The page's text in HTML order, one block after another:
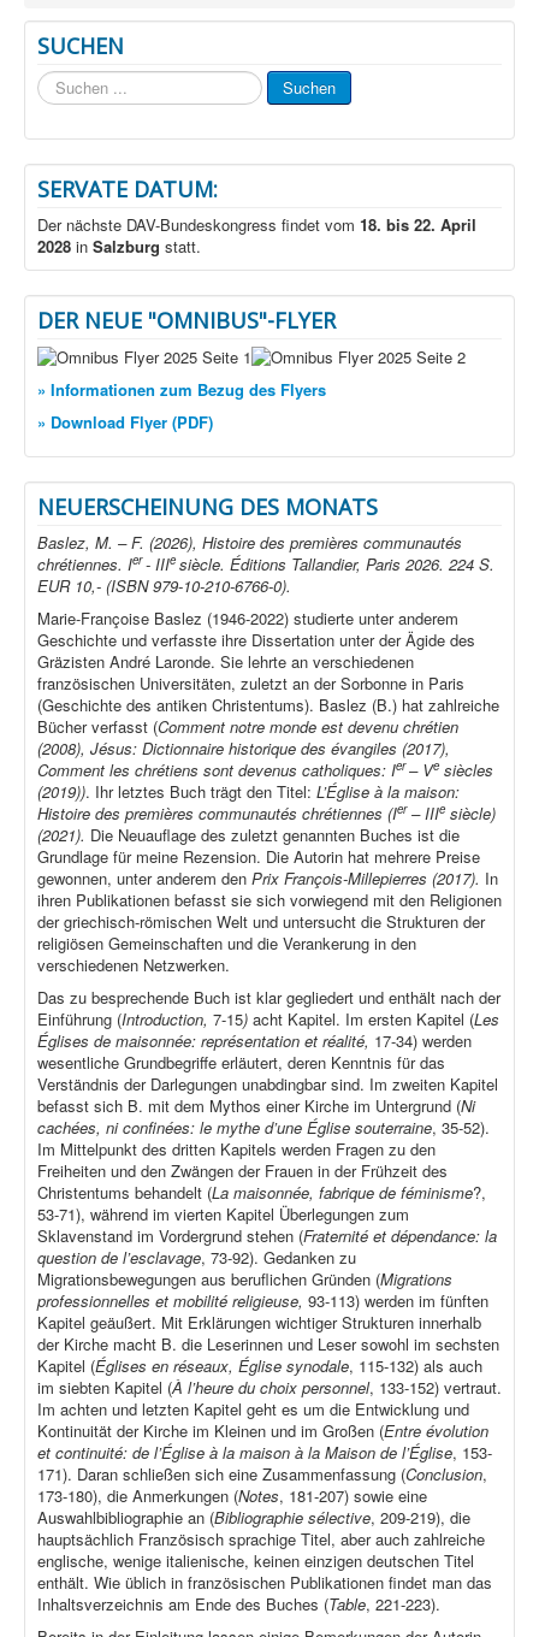
SUCHEN
Suchen
...
Suchen
SERVATE DATUM:
Der nächste DAV-Bundeskongress findet vom 18. bis 22. April
2028 in Salzburg statt.
DER NEUE "OMNIBUS"-FLYER
» Informationen zum Bezug des Flyers
» Download Flyer (PDF)
NEUERSCHEINUNG DES MONATS
Baslez, M. – F. (2026), Histoire des premières communautés
chrétiennes. Ier- IIIe siècle. Éditions Tallandier, Paris 2026. 224 S.
EUR 10,- (ISBN 979-10-210-6766-0).
Marie-Françoise Baslez (1946-2022) studierte unter anderem
Geschichte und verfasste ihre Dissertation unter der Ägide des
Gräzisten André Laronde. Sie lehrte an verschiedenen
französischen Universitäten, zuletzt an der Sorbonne in Paris
(Geschichte des antiken Christentums). Baslez (B.) hat zahlreiche
Bücher verfasst (Comment notre monde est devenu chrétien
(2008), Jésus: Dictionnaire historique des évangiles (2017),
Comment les chrétiens sont devenus catholiques: Ier– Ve siècles
(2019)). Ihr letztes Buch trägt den Titel: L’Église à la maison:
Histoire des premières communautés chrétiennes (Ier– IIIe siècle)
(2021). Die Neuauflage des zuletzt genannten Buches ist die
Grundlage für meine Rezension. Die Autorin hat mehrere Preise
gewonnen, unter anderem den Prix François-Millepierres (2017). In
ihren Publikationen befasst sie sich vorwiegend mit den Religionen
der griechisch-römischen Welt und untersucht die Strukturen der
religiösen Gemeinschaften und die Verankerung in den
verschiedenen Netzwerken.
Das zu besprechende Buch ist klar gegliedert und enthält nach der
Einführung (Introduction, 7-15) acht Kapitel. Im ersten Kapitel (Les
Églises de maisonnée: représentation et réalité, 17-34) werden
wesentliche Grundbegriffe erläutert, deren Kenntnis für das
Verständnis der Darlegungen unabdingbar sind. Im zweiten Kapitel
befasst sich B. mit dem Mythos einer Kirche im Untergrund (Ni
cachées, ni confinées: le mythe d’une Église souterraine, 35-52).
Im Mittelpunkt des dritten Kapitels werden Fragen zu den
Freiheiten und den Zwängen der Frauen in der Frühzeit des
Christentums behandelt (La maisonnée, fabrique de féminisme?,
53-71), während im vierten Kapitel Überlegungen zum
Sklavenstand im Vordergrund stehen (Fraternité et dépendance: la
question de l’esclavage, 73-92). Gedanken zu
Migrationsbewegungen aus beruflichen Gründen (Migrations
professionnelles et mobilité religieuse, 93-113) werden im fünften
Kapitel geäußert. Mit Erklärungen wichtiger Strukturen innerhalb
der Kirche macht B. die Leserinnen und Leser sowohl im sechsten
Kapitel (Églises en réseaux, Église synodale, 115-132) als auch
im siebten Kapitel (À l’heure du choix personnel, 133-152) vertraut.
Im achten und letzten Kapitel geht es um die Entwicklung und
Kontinuität der Kirche im Kleinen und im Großen (Entre évolution
et continuité: de l’Église à la maison à la Maison de l’Église, 153-
171). Daran schließen sich eine Zusammenfassung (Conclusion,
173-180), die Anmerkungen (Notes, 181-207) sowie eine
Auswahlbibliographie an (Bibliographie sélective, 209-219), die
hauptsächlich Französisch sprachige Titel, aber auch zahlreiche
englische, wenige italienische, keinen einzigen deutschen Titel
enthält. Wie üblich in französischen Publikationen findet man das
Inhaltsverzeichnis am Ende des Buches (Table, 221-223).